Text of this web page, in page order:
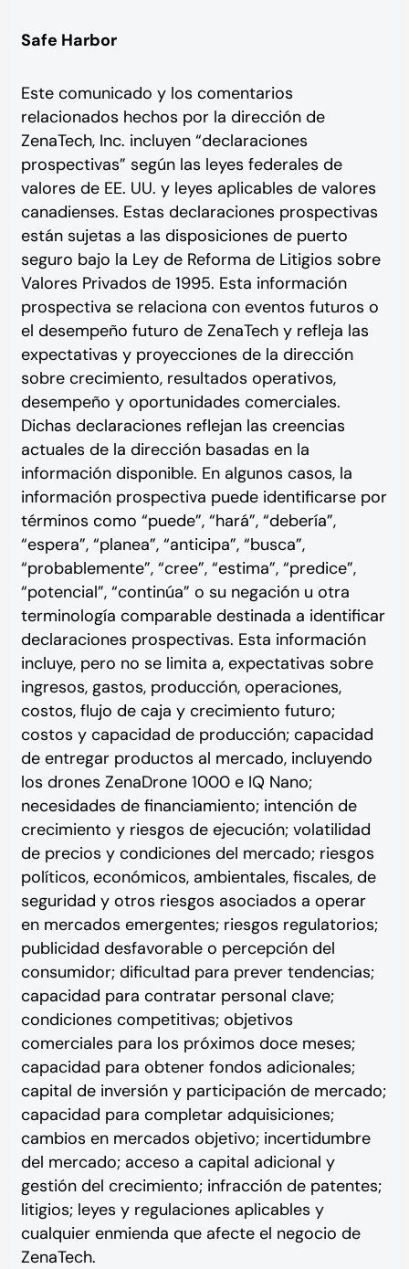
Safe Harbor
Este comunicado y los comentarios
relacionados hechos por la dirección de
ZenaTech, Inc. incluyen “declaraciones
prospectivas” según las leyes federales de
valores de EE. UU. y leyes aplicables de valores
canadienses. Estas declaraciones prospectivas
están sujetas a las disposiciones de puerto
seguro bajo la Ley de Reforma de Litigios sobre
Valores Privados de 1995. Esta información
prospectiva se relaciona con eventos futuros o
el desempeño futuro de ZenaTech y refleja las
expectativas y proyecciones de la dirección
sobre crecimiento, resultados operativos,
desempeño y oportunidades comerciales.
Dichas declaraciones reflejan las creencias
actuales de la dirección basadas en la
información disponible. En algunos casos, la
información prospectiva puede identificarse por
términos como “puede”, “hará”, “debería”,
“espera”, “planea”, “anticipa”, “busca”,
“probablemente”, “cree”, “estima”, “predice”,
“potencial”, “continúa” o su negación u otra
terminología comparable destinada a identificar
declaraciones prospectivas. Esta información
incluye, pero no se limita a, expectativas sobre
ingresos, gastos, producción, operaciones,
costos, flujo de caja y crecimiento futuro;
costos y capacidad de producción; capacidad
de entregar productos al mercado, incluyendo
los drones ZenaDrone 1000 e IQ Nano;
necesidades de financiamiento; intención de
crecimiento y riesgos de ejecución; volatilidad
de precios y condiciones del mercado; riesgos
políticos, económicos, ambientales, fiscales, de
seguridad y otros riesgos asociados a operar
en mercados emergentes; riesgos regulatorios;
publicidad desfavorable o percepción del
consumidor; dificultad para prever tendencias;
capacidad para contratar personal clave;
condiciones competitivas; objetivos
comerciales para los próximos doce meses;
capacidad para obtener fondos adicionales;
capital de inversión y participación de mercado;
capacidad para completar adquisiciones;
cambios en mercados objetivo; incertidumbre
del mercado; acceso a capital adicional y
gestión del crecimiento; infracción de patentes;
litigios; leyes y regulaciones aplicables y
cualquier enmienda que afecte el negocio de
ZenaTech.